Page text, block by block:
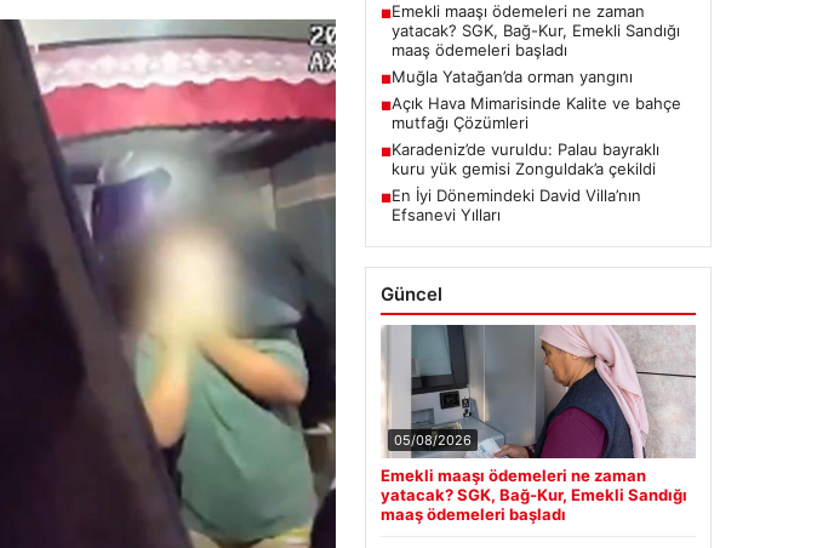
■Emekli maaşı ödemeleri ne zaman
yatacak? SGK, Bağ-Kur, Emekli Sandığı
maaş ödemeleri başladı
■Muğla Yatağan’da orman yangını
■Açık Hava Mimarisinde Kalite ve bahçe
mutfağı Çözümleri
■Karadeniz’de vuruldu: Palau bayraklı
kuru yük gemisi Zonguldak’a çekildi
■En İyi Dönemindeki David Villa’nın
Efsanevi Yılları
Güncel
05/08/2026
Emekli maaşı ödemeleri ne zaman
yatacak? SGK, Bağ-Kur, Emekli Sandığı
maaş ödemeleri başladı